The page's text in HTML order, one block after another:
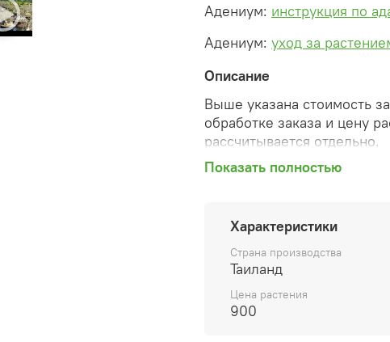
Адениум: инструкция по
Адениум: уход за
Описание
Выше указана стоимость
обработке заказа и цену
рассчитывается отдельно.
сформированную
способ доставки,
согласованные счета со
предварительный заказ
Показать полностью
Характеристики
Страна производства
Таиланд
Цена растения
900